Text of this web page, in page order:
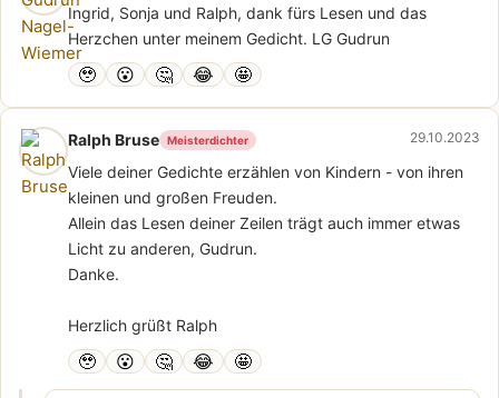
Ingrid, Sonja und Ralph, dank fürs Lesen und das
Herzchen unter meinem Gedicht. LG Gudrun
🥹 😮 🤔 😂 🤩
Ralph Bruse Meisterdichter 29.10.2023
Viele deiner Gedichte erzählen von Kindern - von ihren
kleinen und großen Freuden.
Allein das Lesen deiner Zeilen trägt auch immer etwas
Licht zu anderen, Gudrun.
Danke.
Herzlich grüßt Ralph
🥹 😮 🤔 😂 🤩